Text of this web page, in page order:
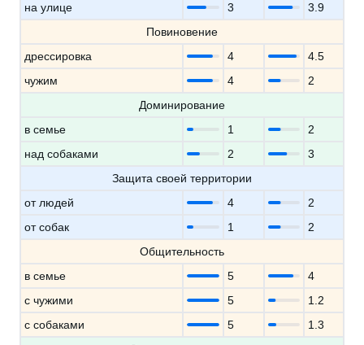
на улице
3
3.9
Повиновение
дрессировка
4
4.5
чужим
4
2
Доминирование
в семье
1
2
над собаками
2
3
Защита своей территории
от людей
4
2
от собак
1
2
Общительность
в семье
5
4
с чужими
5
1.2
с собаками
5
1.3